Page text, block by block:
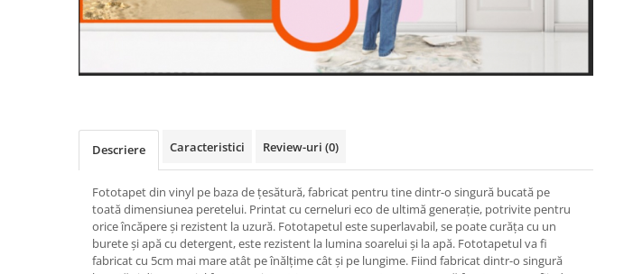
Descriere Caracteristici Review-uri (0)
Fototapet din vinyl pe baza de țesătură, fabricat pentru tine dintr-o singură bucată pe
toată dimensiunea peretelui. Printat cu cerneluri eco de ultimă generație, potrivite pentru
orice încăpere și rezistent la uzură. Fototapetul este superlavabil, se poate curăța cu un
burete și apă cu detergent, este rezistent la lumina soarelui și la apă. Fototapetul va fi
fabricat cu 5cm mai mare atât pe înălțime cât și pe lungime. Fiind fabricat dintr-o singură